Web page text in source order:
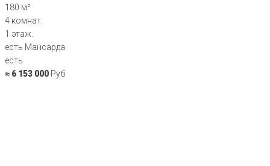
180 м²
4 комнат.
1 этаж.
есть Мансарда
есть
≈ 6 153 000 Руб